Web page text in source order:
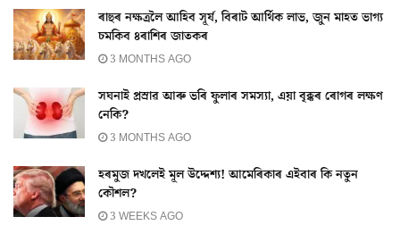
ৰাহুৰ নক্ষত্ৰলৈ আহিব সূৰ্য, বিৰাট আৰ্থিক লাভ, জুন মাহত ভাগ্য
চমকিব ৪ৰাশিৰ জাতকৰ
3 MONTHS AGO
সঘনাই প্ৰস্ৰাৱ আৰু ভৰি ফুলাৰ সমস্যা, এয়া বৃক্কৰ ৰোগৰ লক্ষণ
নেকি?
3 MONTHS AGO
হৰমুজ দখলেই মূল উদ্দেশ্য! আমেৰিকাৰ এইবাৰ কি নতুন
কৌশল?
3 WEEKS AGO